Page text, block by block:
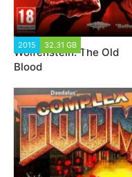
2015 32.31 GB
Wolfenstein: The Old
Blood